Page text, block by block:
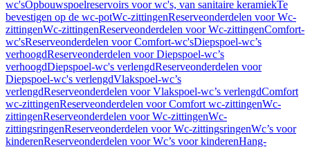
wc'sOpbouwspoelreservoirs voor wc's, van sanitaire keramiekTe
bevestigen op de wc-potWc-zittingenReserveonderdelen voor Wc-
zittingenWc-zittingenReserveonderdelen voor Wc-zittingenComfort-
wc'sReserveonderdelen voor Comfort-wc'sDiepspoel-wc’s
verhoogdReserveonderdelen voor Diepspoel-wc’s
verhoogdDiepspoel-wc's verlengdReserveonderdelen voor
Diepspoel-wc's verlengdVlakspoel-wc’s
verlengdReserveonderdelen voor Vlakspoel-wc’s verlengdComfort
wc-zittingenReserveonderdelen voor Comfort wc-zittingenWc-
zittingenReserveonderdelen voor Wc-zittingenWc-
zittingsringenReserveonderdelen voor Wc-zittingsringenWc’s voor
kinderenReserveonderdelen voor Wc’s voor kinderenHang-